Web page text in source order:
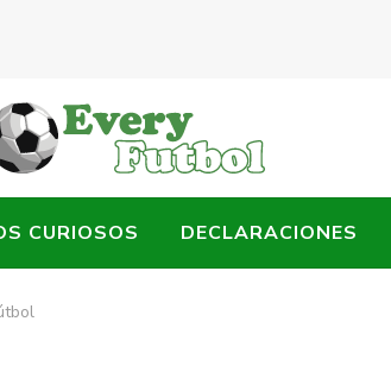
CURIOSOS DECLARACIONES